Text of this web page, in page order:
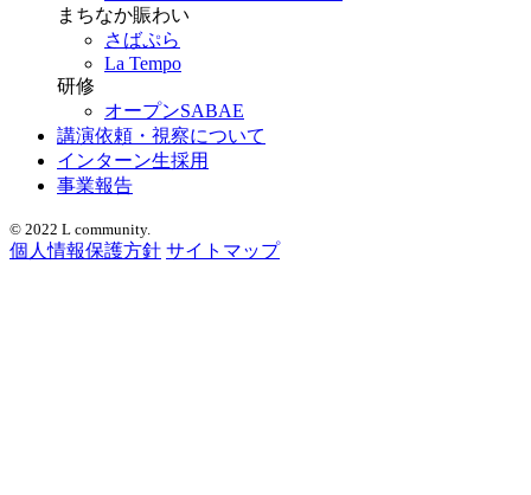
まちなか賑わい
さばぷら
La Tempo
研修
オープンSABAE
講演依頼・視察について
インターン生採用
事業報告
© 2022 L community.
個人情報保護方針 サイトマップ